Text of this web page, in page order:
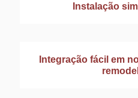
Instalação
Integração fácil em